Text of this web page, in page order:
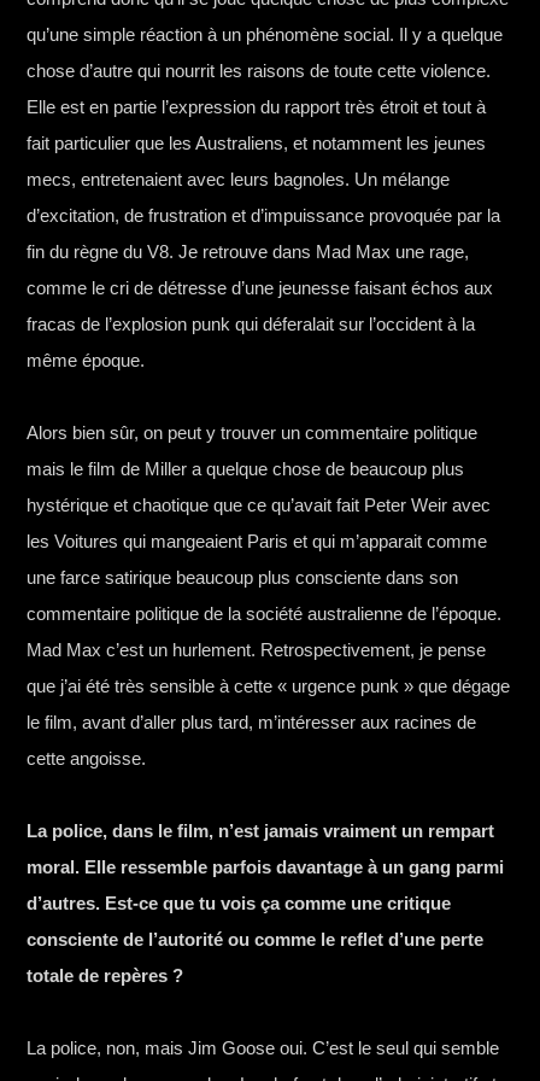
qu’une simple réaction à un phénomène social. Il y a quelque
chose d’autre qui nourrit les raisons de toute cette violence.
Elle est en partie l’expression du rapport très étroit et tout à
fait particulier que les Australiens, et notamment les jeunes
mecs, entretenaient avec leurs bagnoles. Un mélange
d’excitation, de frustration et d’impuissance provoquée par la
fin du règne du V8. Je retrouve dans Mad Max une rage,
comme le cri de détresse d’une jeunesse faisant échos aux
fracas de l’explosion punk qui déferalait sur l’occident à la
même époque.
Alors bien sûr, on peut y trouver un commentaire politique
mais le film de Miller a quelque chose de beaucoup plus
hystérique et chaotique que ce qu’avait fait Peter Weir avec
les Voitures qui mangeaient Paris et qui m’apparait comme
une farce satirique beaucoup plus consciente dans son
commentaire politique de la société australienne de l’époque.
Mad Max c’est un hurlement. Retrospectivement, je pense
que j’ai été très sensible à cette « urgence punk » que dégage
le film, avant d’aller plus tard, m’intéresser aux racines de
cette angoisse.
La police, dans le film, n’est jamais vraiment un rempart
moral. Elle ressemble parfois davantage à un gang parmi
d’autres. Est-ce que tu vois ça comme une critique
consciente de l’autorité ou comme le reflet d’une perte
totale de repères ?
La police, non, mais Jim Goose oui. C’est le seul qui semble